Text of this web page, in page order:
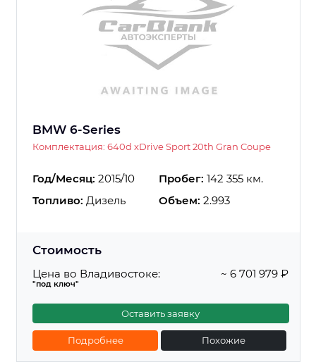
BMW 6-Series
Комплектация: 640d xDrive Sport 20th Gran Coupe
Год/Месяц: 2015/10 Пробег: 142 355 км.
Топливо: Дизель Объем: 2.993
Стоимость
Цена во Владивостоке:
"под ключ"
~ 6 701 979 ₽
Оставить заявку
Подробнее Похожие